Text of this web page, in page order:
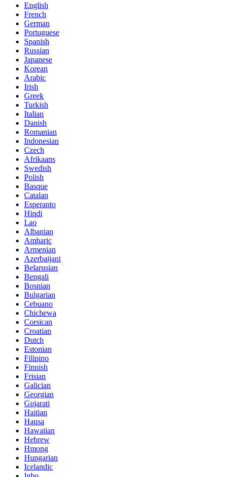
English
French
German
Portuguese
Spanish
Russian
Japanese
Korean
Arabic
Irish
Greek
Turkish
Italian
Danish
Romanian
Indonesian
Czech
Afrikaans
Swedish
Polish
Basque
Catalan
Esperanto
Hindi
Lao
Albanian
Amharic
Armenian
Azerbaijani
Belarusian
Bengali
Bosnian
Bulgarian
Cebuano
Chichewa
Corsican
Croatian
Dutch
Estonian
Filipino
Finnish
Frisian
Galician
Georgian
Gujarati
Haitian
Hausa
Hawaiian
Hebrew
Hmong
Hungarian
Icelandic